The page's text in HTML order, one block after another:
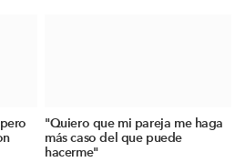
"Quiero que mi pareja me haga
más caso del que puede
hacerme"